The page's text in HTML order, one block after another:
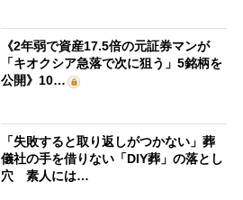
《2年弱で資産17.5倍の元証券マンが
「キオクシア急落で次に狙う」5銘柄を
公開》10…
「失敗すると取り返しがつかない」葬
儀社の手を借りない「DIY葬」の落とし
穴 素人には…